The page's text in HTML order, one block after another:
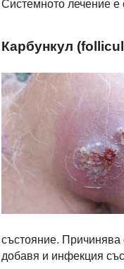
Системното лечение е
Карбункул
състояние. Причинява
добавя и инфекция със